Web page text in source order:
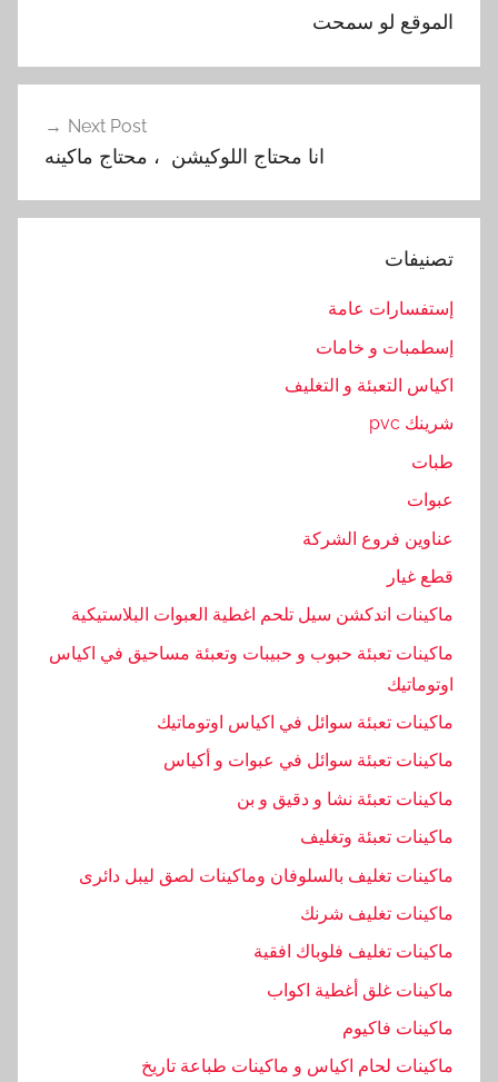
و
ق
ح
ت
المقالات
الموقع لو سمحت
Next Post
انا محتاج اللوكيشن ، محتاج ماكينه
تصنيفات
إستفسارات عامة
إسطمبات و خامات
اكياس التعبئة و التغليف
شرينك pvc
طبات
عبوات
عناوين فروع الشركة
قطع غيار
ماكينات اندكشن سيل تلحم اغطية العبوات البلاستيكية
ماكينات تعبئة حبوب و حبيبات وتعبئة مساحيق في اكياس
اوتوماتيك
ماكينات تعبئة سوائل في اكياس اوتوماتيك
ماكينات تعبئة سوائل في عبوات و أكياس
ماكينات تعبئة نشا و دقيق و بن
ماكينات تعبئة وتغليف
ماكينات تغليف بالسلوفان وماكينات لصق ليبل دائرى
ماكينات تغليف شرنك
ماكينات تغليف فلوباك افقية
ماكينات غلق أغطية اكواب
ماكينات فاكيوم
ماكينات لحام اكياس و ماكينات طباعة تاريخ